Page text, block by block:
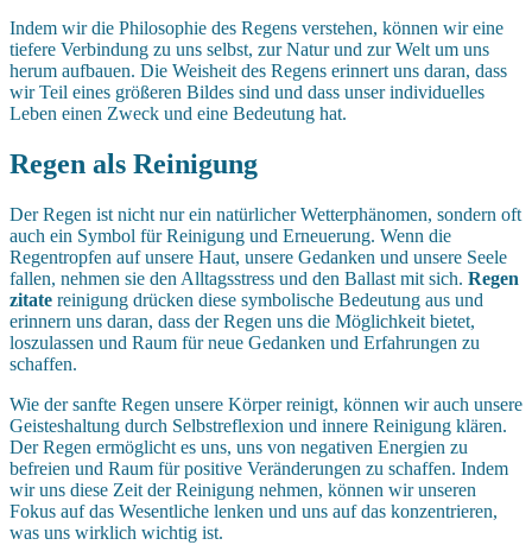
Indem wir die Philosophie des Regens verstehen, können wir eine
tiefere Verbindung zu uns selbst, zur Natur und zur Welt um uns
herum aufbauen. Die Weisheit des Regens erinnert uns daran, dass
wir Teil eines größeren Bildes sind und dass unser individuelles
Leben einen Zweck und eine Bedeutung hat.
Regen als Reinigung
Der Regen ist nicht nur ein natürlicher Wetterphänomen, sondern oft
auch ein Symbol für Reinigung und Erneuerung. Wenn die
Regentropfen auf unsere Haut, unsere Gedanken und unsere Seele
fallen, nehmen sie den Alltagsstress und den Ballast mit sich. Regen
zitate reinigung drücken diese symbolische Bedeutung aus und
erinnern uns daran, dass der Regen uns die Möglichkeit bietet,
loszulassen und Raum für neue Gedanken und Erfahrungen zu
schaffen.
Wie der sanfte Regen unsere Körper reinigt, können wir auch unsere
Geisteshaltung durch Selbstreflexion und innere Reinigung klären.
Der Regen ermöglicht es uns, uns von negativen Energien zu
befreien und Raum für positive Veränderungen zu schaffen. Indem
wir uns diese Zeit der Reinigung nehmen, können wir unseren
Fokus auf das Wesentliche lenken und uns auf das konzentrieren,
was uns wirklich wichtig ist.